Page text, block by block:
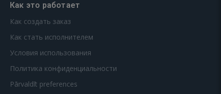
Как это работает
Как создать заказ
Как стать исполнителем
Условия использования
Политика конфиденциальности
Pārvaldīt preferences